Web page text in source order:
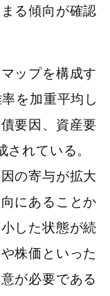
る傾向が確認
ップを構成す
を加重平均し
要因、資産要
れている。
の寄与が拡大
にあることか
した状態が続
株価といった
が必要である